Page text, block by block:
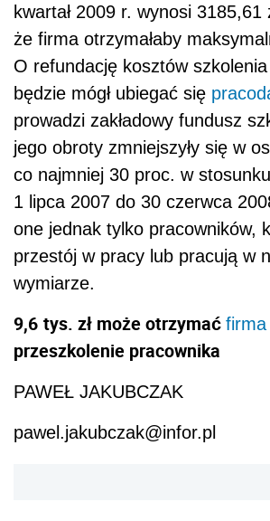
kwartał 2009 r. wynosi 3185,61
że firma otrzymałaby
O refundację kosztów szkolenia
będzie mógł ubiegać się
prowadzi zakładowy fundusz
jego obroty zmniejszyły się w
co najmniej 30 proc. w
1 lipca 2007 do 30 czerwca
one jednak tylko pracowników,
przestój w pracy lub pracują w
wymiarze.
9,6 tys. zł może otrzymać firma
przeszkolenie pracownika
PAWEŁ JAKUBCZAK
pawel.jakubczak@infor.pl